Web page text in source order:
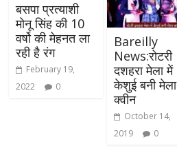
बसपा प्रत्याशी
मोनू सिंह की 10
वर्षो की मेहनत ला
रही है रंग
February 19,
2022
0
Bareilly
News:रोटरी
दशहरा मेला में
केशुई बनी मेला
क्वीन
October 14,
2019
0